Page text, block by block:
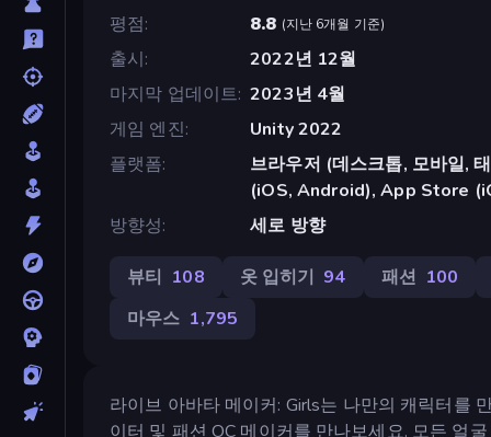
평점
8.8 (지난 6개월 기준)
출시
2022년 12월
마지막 업데이트 2023년 4월
게임 엔진
Unity 2022
플랫폼
브라우저 (데스크톱, 모바일,
(iOS, Android), App Store
방향성
세로 방향
뷰티 108 옷 입히기 94 패션 100
마우스 1,795
라이브 아바타 메이커: Girls는 나만의 캐릭터를
이터 및 패션 OC 메이커를 만나보세요. 모든 얼